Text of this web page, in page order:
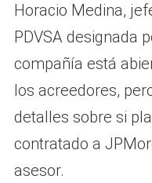
Horacio Medina,
PDVSA designada
compañía está
los acreedores,
detalles sobre si
contratado a
asesor.